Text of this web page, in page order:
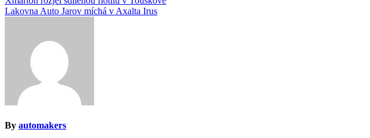
pro
Lakovna Auto Jarov míchá v Axalta Irus
By automakers